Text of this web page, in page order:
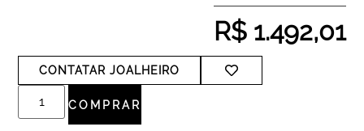
R$1.492,01
CONTATAR JOALHEIRO
COMPRAR